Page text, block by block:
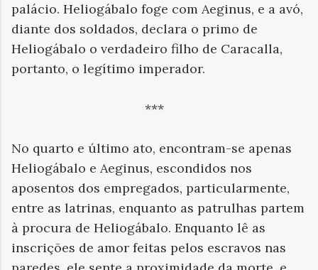
palácio. Heliogábalo foge com Aeginus, e a avó,
diante dos soldados, declara o primo de
Heliogábalo o verdadeiro filho de Caracalla,
portanto, o legítimo imperador.
***
No quarto e último ato, encontram-se apenas
Heliogábalo e Aeginus, escondidos nos
aposentos dos empregados, particularmente,
entre as latrinas, enquanto as patrulhas partem
à procura de Heliogábalo. Enquanto lê as
inscrições de amor feitas pelos escravos nas